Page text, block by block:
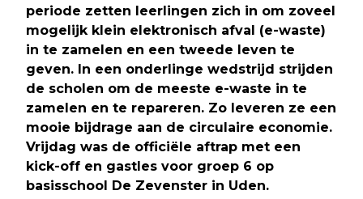
periode zetten leerlingen zich in om zoveel
mogelijk klein elektronisch afval (e-waste)
in te zamelen en een tweede leven te
geven. In een onderlinge wedstrijd strijden
de scholen om de meeste e-waste in te
zamelen en te repareren. Zo leveren ze een
mooie bijdrage aan de circulaire economie.
Vrijdag was de officiële aftrap met een
kick-off en gastles voor groep 6 op
basisschool De Zevenster in Uden.